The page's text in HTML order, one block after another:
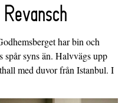
har bin och
spår syns än. Halvvägs upp
med duvor från Istanbul. I